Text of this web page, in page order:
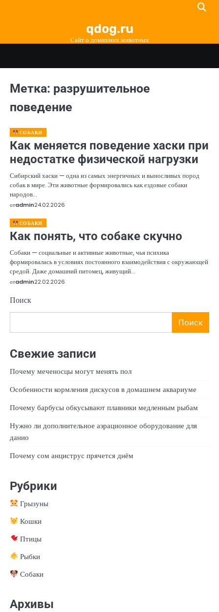
qdog.ru
Сайт о домашних животных
Метка: разрушительное
поведение
СОБАКИ
Как меняется поведение хаски при
недостатке физической нагрузки
Сибирский хаски — одна из самых энергичных и выносливых пород
собак в мире. Эти животные формировались как ездовые собаки
народов…
отadmin24.02.2026
СОБАКИ
Как понять, что собаке скучно
Собаки — социальные и активные животные, чья психика
формировалась в условиях постоянного взаимодействия с окружающей
средой. Даже домашний питомец, живущий…
отadmin22.02.2026
Поиск
Поиск
Свежие записи
Почему меченосцы могут менять пол
Особенности кормления дискусов в домашнем аквариуме
Почему барбусы обкусывают плавники медленным рыбам
Нужно ли дополнительное аэрационное оборудование для
данио
Почему сом анциструс прячется днём
Рубрики
Грызуны
Кошки
Птицы
Рыбки
Собаки
Архивы